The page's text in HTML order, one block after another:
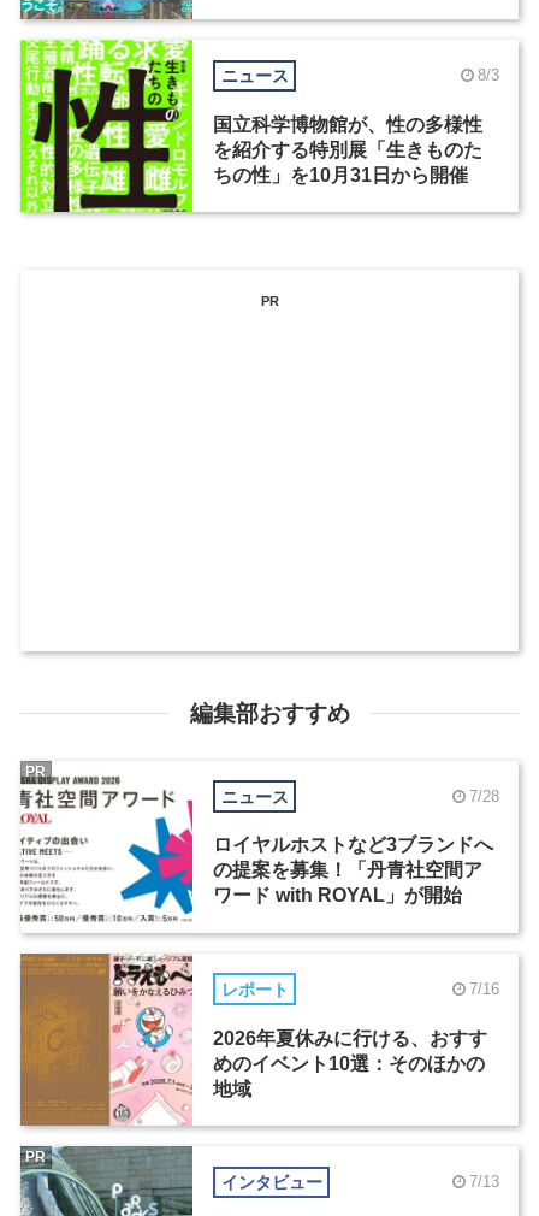
ニュース 8/3
国立科学博物館が、性の多様性
を紹介する特別展「生きものた
ちの性」を10月31日から開催
PR
編集部おすすめ
ニュース 7/28
ロイヤルホストなど3ブランドへ
の提案を募集！「丹青社空間ア
ワード with ROYAL」が開始
PR
レポート 7/16
2026年夏休みに行ける、おすす
めのイベント10選：そのほかの
地域
インタビュー 7/13
PR